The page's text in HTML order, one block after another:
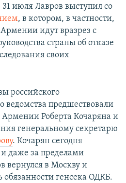
июля Лавров выступил со
, в котором, в частности,
идут вразрез с
страны об отказе
своих
российского
ведомства предшествовали
Армении Роберта Кочаряна и
генеральному секретарю
. Кочарян сегодня
и даже за пределами
вернулся в Москву и
генсека ОДКБ.